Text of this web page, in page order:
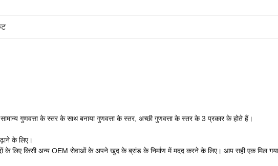
गुणवत्ता के स्तर के साथ बनाया गुणवत्ता के स्तर, अच्छी गुणवत्ता के स्तर के 3 प्रकार के होते हैं।
के लिए।
लिए किसी अन्य OEM सेवाओं के अपने खुद के ब्रांड के निर्माण में मदद करने के लिए। आप सही एक मिल